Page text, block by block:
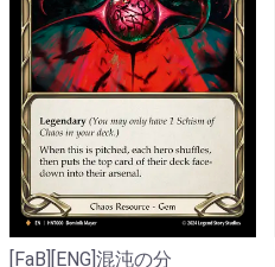
[FaB][ENG]混沌の分